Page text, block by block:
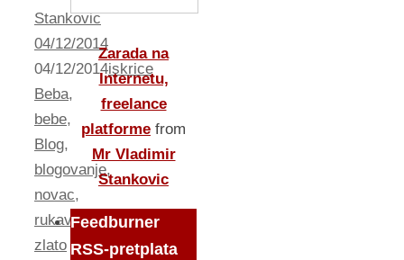
Stankovic
04/12/2014
04/12/2014iskrice
Beba,
bebe,
Blog,
blogovanje,
novac,
rukavice,
zlato
Zarada na
Internetu,
freelance
platforme from
Mr Vladimir
Stankovic
Feedburner
RSS-pretplata